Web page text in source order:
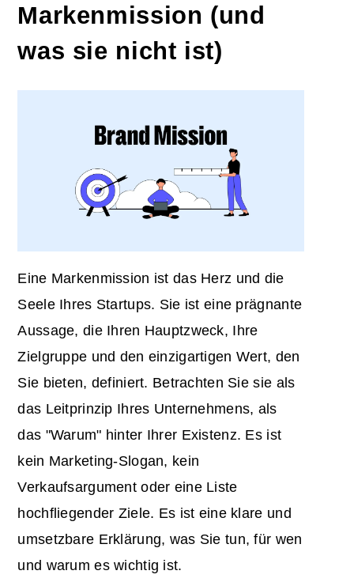
Markenmission (und
was sie nicht ist)
Eine Markenmission ist das Herz und die
Seele Ihres Startups. Sie ist eine prägnante
Aussage, die Ihren Hauptzweck, Ihre
Zielgruppe und den einzigartigen Wert, den
Sie bieten, definiert. Betrachten Sie sie als
das Leitprinzip Ihres Unternehmens, als
das "Warum" hinter Ihrer Existenz. Es ist
kein Marketing-Slogan, kein
Verkaufsargument oder eine Liste
hochfliegender Ziele. Es ist eine klare und
umsetzbare Erklärung, was Sie tun, für wen
und warum es wichtig ist.